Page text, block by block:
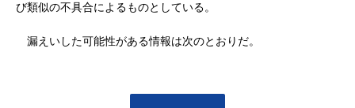
び類似の不具合によるものとしている。
漏えいした可能性がある情報は次のとおりだ。